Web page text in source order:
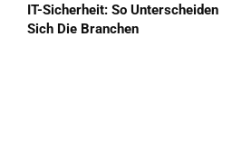
IT-Sicherheit: So Unterscheiden
Sich Die Branchen